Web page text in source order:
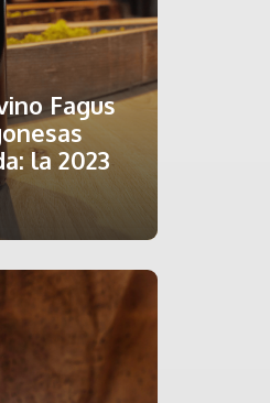
Fagus
la 2023